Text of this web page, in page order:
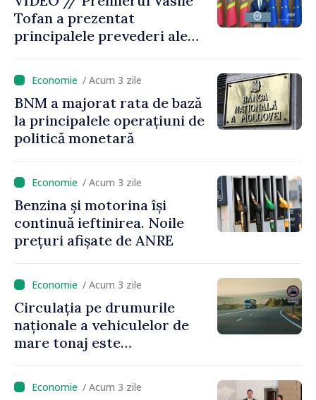
Tofan a prezentat
principalele prevederi ale
2027
/ Acum 3 zile
BNM a majorat rata de bază
la principalele operațiuni de
politică monetară
/ Acum 3 zile
Benzina și motorina își
continuă ieftinirea. Noile
prețuri afișate de ANRE
/ Acum 3 zile
Circulația pe drumurile
naționale a vehiculelor de
mare tonaj este
caniculă
/ Acum 3 zile